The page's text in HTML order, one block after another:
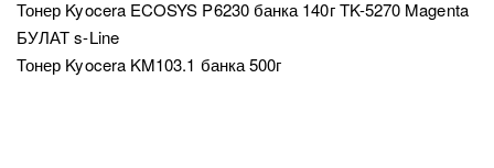
Тонер Kyocera ECOSYS P6230 банка 140г TK-5270 Magenta
БУЛАТ s-Line
Тонер Kyocera KM103.1 банка 500г